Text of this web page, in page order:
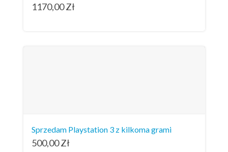
1170,00Zł
Sprzedam Playstation 3 z kilkoma grami
500,00Zł